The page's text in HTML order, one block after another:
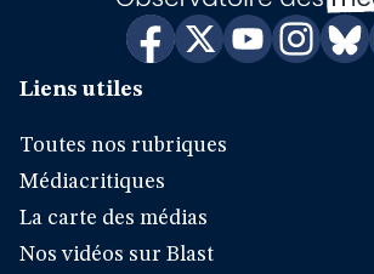
Liens utiles
Toutes nos rubriques
Médiacritiques
La carte des médias
Nos vidéos sur Blast